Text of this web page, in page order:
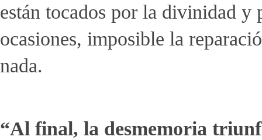
están tocados por la divinidad y
ocasiones, imposible la
nada.
“Al final, la desmemoria